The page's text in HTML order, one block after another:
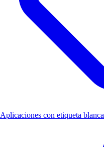
Aplicaciones con etiqueta blanca